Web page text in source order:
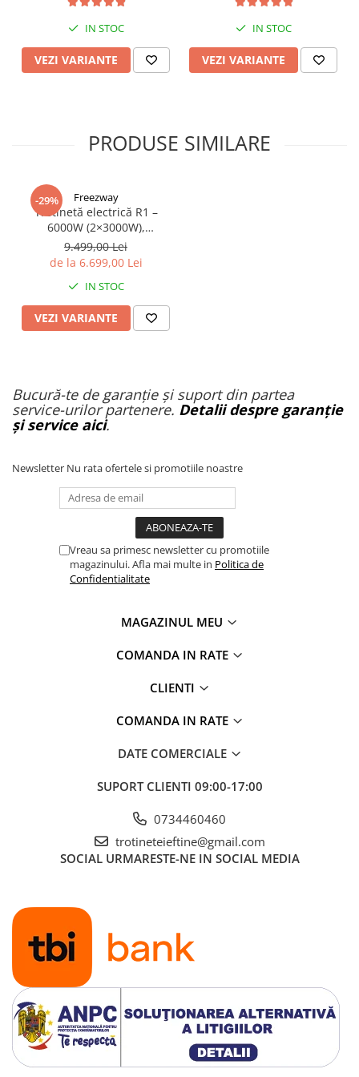
de 80km, Viteză Până la
65km/h, Baterie 52V 23.2Ah
IN STOC
VEZI VARIANTE
IN STOC
VEZI VARIANTE
PRODUSE SIMILARE
-29% Freezway
Trotinetă electrică R1 –
6000W (2×3000W),
autonomie 100 km, viteză
90 km/h, suspensie dublă,
frâne hidraulice
9.499,00 Lei
de la 6.699,00 Lei
IN STOC
VEZI VARIANTE
Bucură-te de garanție și suport din partea
service-urilor partenere. Detalii despre garanție
și service aici.
Newsletter Nu rata ofertele si promotiile noastre
Vreau sa primesc newsletter cu promotiile
magazinului. Afla mai multe in Politica de
Confidentialitate
MAGAZINUL MEU
COMANDA IN RATE
CLIENTI
COMANDA IN RATE
DATE COMERCIALE
SUPORT CLIENTI 09:00-17:00
0734460460
trotineteieftine@gmail.com
SOCIAL URMARESTE-NE IN SOCIAL MEDIA